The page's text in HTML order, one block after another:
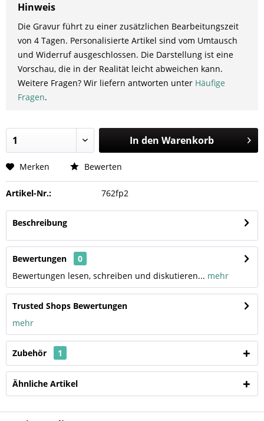
Hinweis
Die Gravur führt zu einer zusätzlichen Bearbeitungszeit
von 4 Tagen. Personalisierte Artikel sind vom Umtausch
und Widerruf ausgeschlossen. Die Darstellung ist eine
Vorschau, die in der Realität leicht abweichen kann.
Weitere Fragen? Wir liefern antworten unter Häufige
Fragen.
In den Warenkorb
Merken Bewerten
Artikel-Nr.: 762fp2
Beschreibung
Bewertungen
0
Bewertungen lesen, schreiben und diskutieren... mehr
Trusted Shops Bewertungen
mehr
Zubehör 1
Ähnliche Artikel